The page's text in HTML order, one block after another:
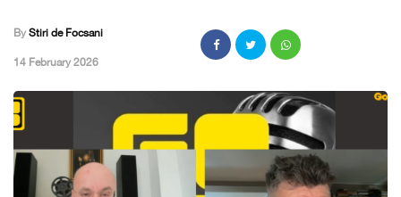
By Stiri de Focsani
,14 February 2026